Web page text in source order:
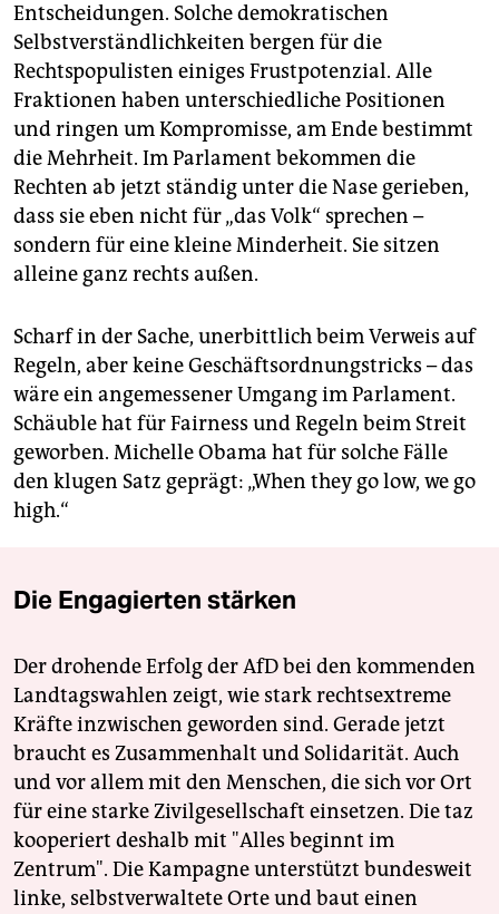
Entscheidungen. Solche demokratischen
Selbstverständlichkeiten bergen für die
Rechtspopulisten einiges Frustpotenzial. Alle
Fraktionen haben unterschiedliche Positionen
und ringen um Kompromisse, am Ende bestimmt
die Mehrheit. Im Parlament bekommen die
Rechten ab jetzt ständig unter die Nase gerieben,
dass sie eben nicht für „das Volk“ sprechen –
sondern für eine kleine Minderheit. Sie sitzen
alleine ganz rechts außen.
Scharf in der Sache, unerbittlich beim Verweis auf
Regeln, aber keine Geschäftsordnungstricks – das
wäre ein angemessener Umgang im Parlament.
Schäuble hat für Fairness und Regeln beim Streit
geworben. Michelle Obama hat für solche Fälle
den klugen Satz geprägt: „When they go low, we go
high.“
Die Engagierten stärken
Der drohende Erfolg der AfD bei den kommenden
Landtagswahlen zeigt, wie stark rechtsextreme
Kräfte inzwischen geworden sind. Gerade jetzt
braucht es Zusammenhalt und Solidarität. Auch
und vor allem mit den Menschen, die sich vor Ort
für eine starke Zivilgesellschaft einsetzen. Die taz
kooperiert deshalb mit "Alles beginnt im
Zentrum". Die Kampagne unterstützt bundesweit
linke, selbstverwaltete Orte und baut einen